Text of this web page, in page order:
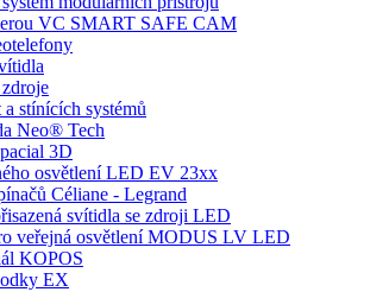
VC SMART SAFE CAM
stínících systémů
Neo® Tech
3D
osvětlení LED EV 23xx
Céliane - Legrand
svítidla se zdroji LED
veřejná osvětlení MODUS LV LED
KOPOS
EX